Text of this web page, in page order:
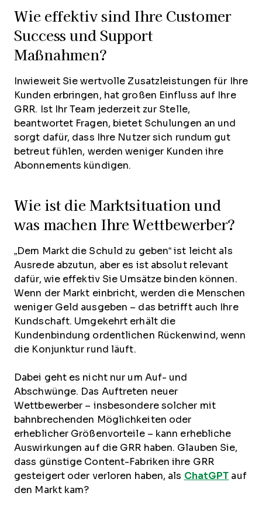
Wie effektiv sind Ihre Customer
Success und Support
Maßnahmen?
Inwieweit Sie wertvolle Zusatzleistungen für Ihre
Kunden erbringen, hat großen Einfluss auf Ihre
GRR. Ist Ihr Team jederzeit zur Stelle,
beantwortet Fragen, bietet Schulungen an und
sorgt dafür, dass Ihre Nutzer sich rundum gut
betreut fühlen, werden weniger Kunden ihre
Abonnements kündigen.
Wie ist die Marktsituation und
was machen Ihre Wettbewerber?
„Dem Markt die Schuld zu geben“ ist leicht als
Ausrede abzutun, aber es ist absolut relevant
dafür, wie effektiv Sie Umsätze binden können.
Wenn der Markt einbricht, werden die Menschen
weniger Geld ausgeben – das betrifft auch Ihre
Kundschaft. Umgekehrt erhält die
Kundenbindung ordentlichen Rückenwind, wenn
die Konjunktur rund läuft.
Dabei geht es nicht nur um Auf- und
Abschwünge. Das Auftreten neuer
Wettbewerber – insbesondere solcher mit
bahnbrechenden Möglichkeiten oder
erheblicher Größenvorteile – kann erhebliche
Auswirkungen auf die GRR haben. Glauben Sie,
dass günstige Content-Fabriken ihre GRR
gesteigert oder verloren haben, als ChatGPT auf
den Markt kam?